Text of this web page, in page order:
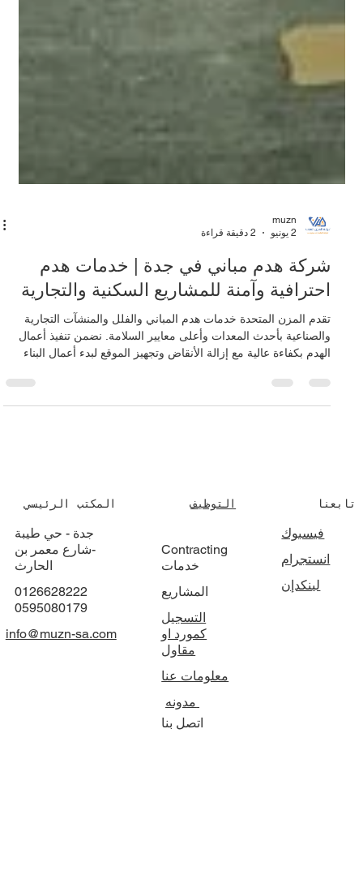
2 يونيو
شركة هدم مباني في جدة | خدمات هدم
احترافية وآمنة للمشاريع السكنية والتجارية
تقدم المزن المتحدة خدمات هدم المباني والفلل والمنشآت التجارية
والصناعية بأحدث المعدات وأعلى معايير السلامة. نضمن تنفيذ أعمال
الهدم بكفاءة عالية مع إزالة الأنقاض وتجهيز الموقع لبدء أعمال البناء
المكتب الرئيسي
جدة - حي طيبة
-شارع معمر بن
الحارث
0595080179
خدمات
المشاريع
معلومات عنا
التسجيل
كمورد او
مقاول
مدونه
تابعنا
فيسبوك
انستجرام